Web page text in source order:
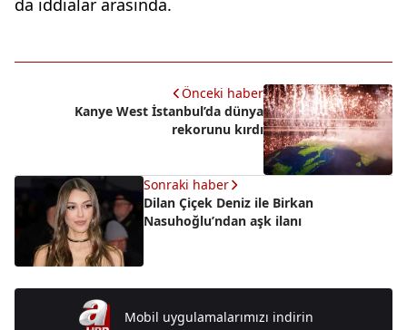
da iddialar arasında.
Önceki haber
Kanye West İstanbul’da dünya
rekorunu kırdı
Sonraki haber
Dilan Çiçek Deniz ile Birkan
Nasuhoğlu’ndan aşk ilanı
Mobil uygulamalarımızı indirin